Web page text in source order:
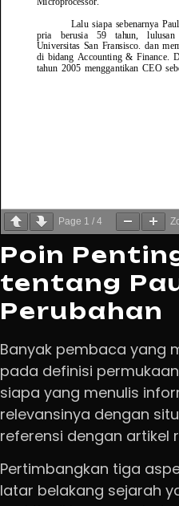
Page 1 / 4
Poin
tentang
Perubahan
Banyak pembaca yang
pada definisi
siapa yang menulis
relevansinya dengan
referensi dengan artikel
Pertimbangkan tiga
latar belakang sejarah